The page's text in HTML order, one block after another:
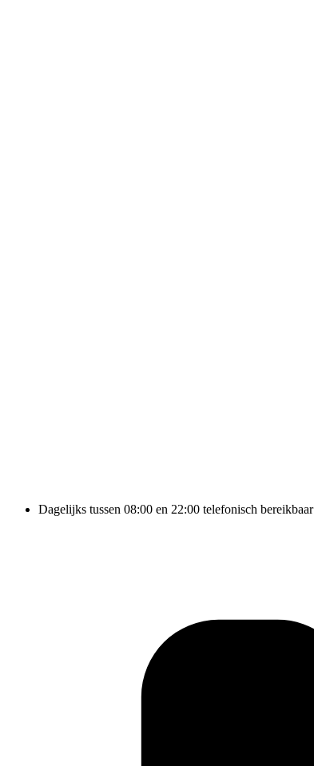
Dagelijks tussen 08:00 en 22:00 telefonisch bereikbaar